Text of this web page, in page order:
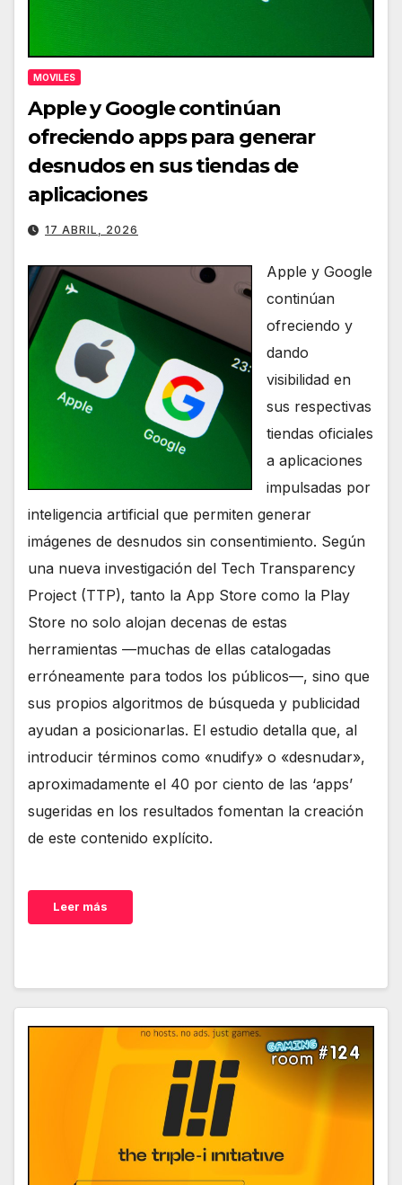
MOVILES
Apple y Google continúan
ofreciendo apps para generar
desnudos en sus tiendas de
aplicaciones
17 ABRIL, 2026
Apple y Google
continúan
ofreciendo y
dando
visibilidad en
sus respectivas
tiendas oficiales
a aplicaciones
impulsadas por
inteligencia artificial que permiten generar
imágenes de desnudos sin consentimiento. Según
una nueva investigación del Tech Transparency
Project (TTP), tanto la App Store como la Play
Store no solo alojan decenas de estas
herramientas —muchas de ellas catalogadas
erróneamente para todos los públicos—, sino que
sus propios algoritmos de búsqueda y publicidad
ayudan a posicionarlas. El estudio detalla que, al
introducir términos como «nudify» o «desnudar»,
aproximadamente el 40 por ciento de las ‘apps’
sugeridas en los resultados fomentan la creación
de este contenido explícito.
Leer más